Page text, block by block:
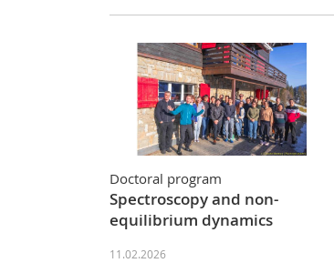
Doctoral program
Spectroscopy and non-
equilibrium dynamics
11.02.2026